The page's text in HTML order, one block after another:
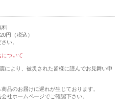
料
円（税込）
い。
ついて
により、被災された皆様に謹んでお見舞い申
品のお届けに遅れが生じております。
社ホームページでご確認下さい。